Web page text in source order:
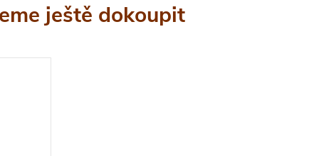
ještě dokoupit